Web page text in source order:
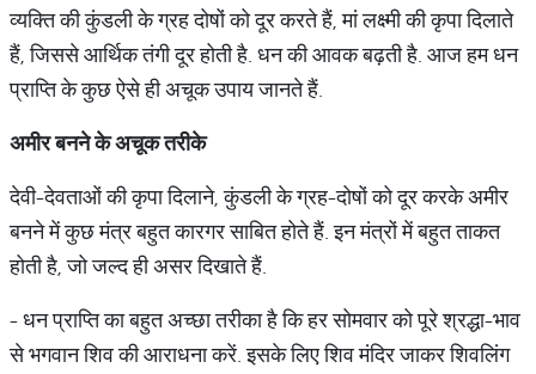
व्‍यक्ति की कुंडली के ग्रह दोषों को दूर करते हैं, मां लक्ष्‍मी की कृपा दिलाते
हैं, जिससे आर्थिक तंगी दूर होती है. धन की आवक बढ़ती है. आज हम धन
प्राप्ति के कुछ ऐसे ही अचूक उपाय जानते हैं.
अमीरबननेकेअचूकतरीके
देवी-देवताओं की कृपा दिलाने, कुंडली के ग्रह-दोषों को दूर करके अमीर
बनने में कुछ मंत्र बहुत कारगर साबित होते हैं. इन मंत्रों में बहुत ताकत
होती है, जो जल्‍द ही असर दिखाते हैं.
- धन प्राप्ति का बहुत अच्‍छा तरीका है कि हर सोमवार को पूरे श्रद्धा-भाव
से भगवान शिव की आराधना करें. इसके लिए शिव मंदिर जाकर शिवलिंग